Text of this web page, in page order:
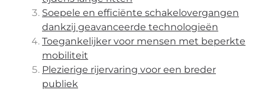
Soepele en efficiënte schakelovergangen
dankzij geavanceerde technologieën
Toegankelijker voor mensen met beperkte
mobiliteit
Plezierige rijervaring voor een breder
publiek